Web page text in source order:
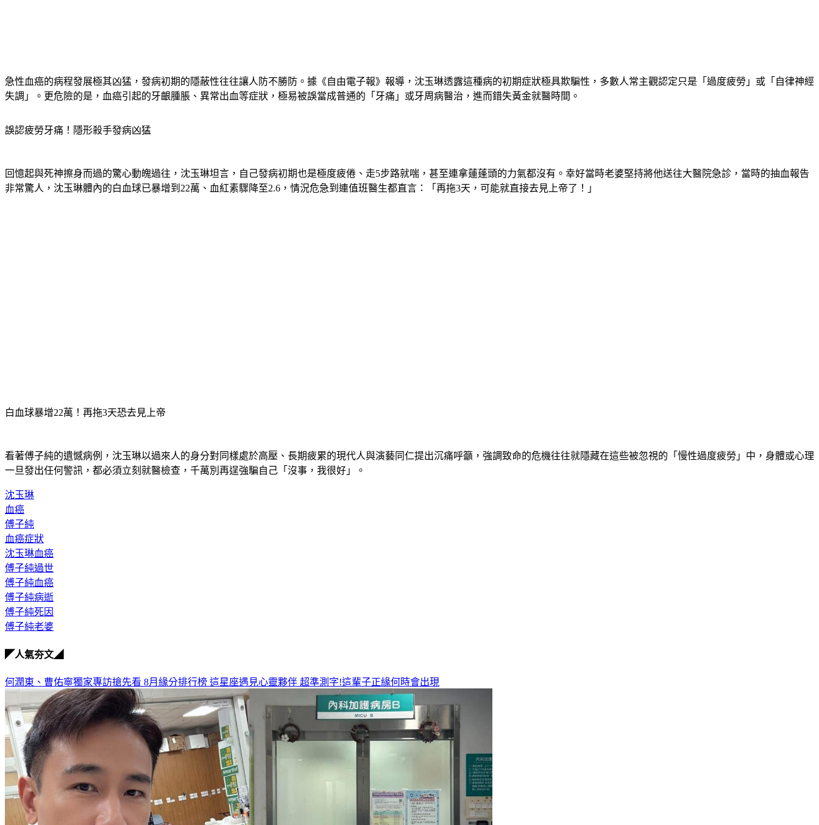
急性血癌的病程發展極其凶猛，發病初期的隱蔽性往往讓人防不勝防。據《自由電子報》報導，沈玉琳透露這種病的初期症狀極具欺騙性，多數人常主觀認定只是「過度疲勞」或「自律神經
失調」。更危險的是，血癌引起的牙齦腫脹、異常出血等症狀，極易被誤當成普通的「牙痛」或牙周病醫治，進而錯失黃金就醫時間。
誤認疲勞牙痛！隱形殺手發病凶猛
回憶起與死神擦身而過的驚心動魄過往，沈玉琳坦言，自己發病初期也是極度疲倦、走5步路就喘，甚至連拿蓮蓬頭的力氣都沒有。幸好當時老婆堅持將他送往大醫院急診，當時的抽血報告
非常驚人，沈玉琳體內的白血球已暴增到22萬、血紅素驟降至2.6，情況危急到連值班醫生都直言：「再拖3天，可能就直接去見上帝了！」
白血球暴增22萬！再拖3天恐去見上帝
看著傅子純的遺憾病例，沈玉琳以過來人的身分對同樣處於高壓、長期疲累的現代人與演藝同仁提出沉痛呼籲，強調致命的危機往往就隱藏在這些被忽視的「慢性過度疲勞」中，身體或心理
一旦發出任何警訊，都必須立刻就醫檢查，千萬別再逞強騙自己「沒事，我很好」。
沈玉琳
血癌
傅子純
血癌症狀
沈玉琳血癌
傅子純過世
傅子純血癌
傅子純病逝
傅子純死因
傅子純老婆
◤人氣夯文◢
何潤東、曹佑寧獨家專訪搶先看 8月緣分排行榜 這星座遇見心靈夥伴 超準測字!這輩子正緣何時會出現